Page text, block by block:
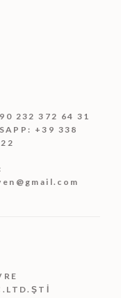
232 372 64 31
+39 338